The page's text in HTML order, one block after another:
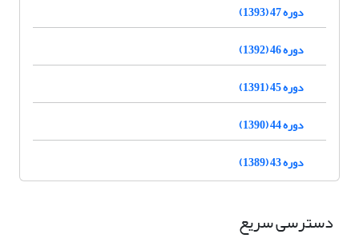
دوره 47 (1393)
دوره 46 (1392)
دوره 45 (1391)
دوره 44 (1390)
دوره 43 (1389)
دسترسی سریع